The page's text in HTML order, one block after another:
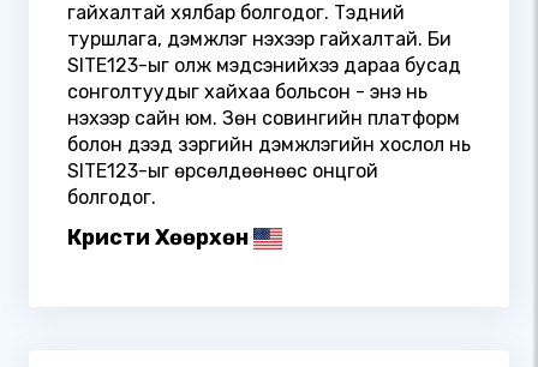
гайхалтай хялбар болгодог. Тэдний
туршлага, дэмжлэг үнэхээр гайхалтай. Би
SITE123-ыг олж мэдсэнийхээ дараа бусад
сонголтуудыг хайхаа больсон - энэ нь
үнэхээр сайн юм. Зөн совингийн платформ
болон дээд зэргийн дэмжлэгийн хослол нь
SITE123-ыг өрсөлдөөнөөс онцгой
болгодог.
Кристи Хөөрхөн